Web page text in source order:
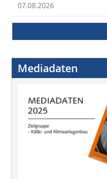
07.08.2026
Mediadaten